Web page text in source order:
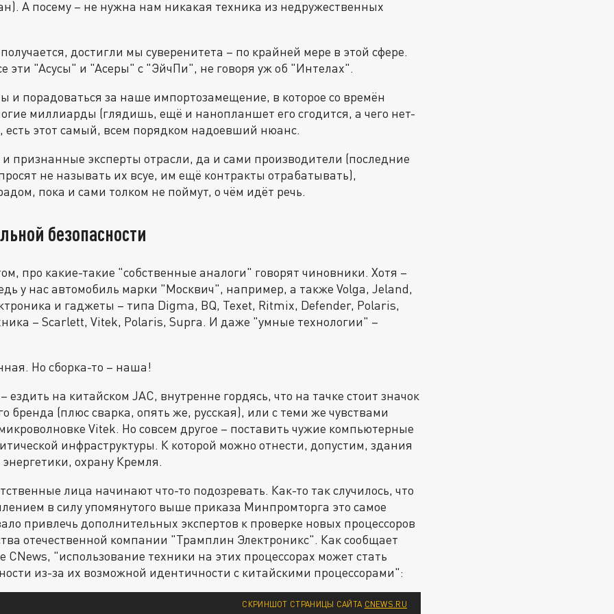
А посему – не нужна нам никакая техника из недружественных
достигли мы суверенитета – по крайней мере в этой сфере.
эти "Асусы" и "Асеры" с "ЭйчПи", не говоря уж об "Интелах".
и порадоваться за наше импортозамещение, в которое со времён
миллиарды (глядишь, ещё и нанопланшет его сгодится, а чего нет-
есть этот самый, всем порядком надоевший нюанс.
признанные эксперты отрасли, да и сами производители (последние
не называть их всуе, им ещё контракты отрабатывать),
пока и сами толком не поймут, о чём идёт речь.
безопасности
про какие-такие "собственные аналоги" говорят чиновники. Хотя –
у нас автомобиль марки "Москвич", например, а также Volga, Jeland,
и гаджеты – типа Digma, BQ, Texet, Ritmix, Defender, Polaris,
– Scarlett, Vitek, Polaris, Supra. И даже "умные технологии" –
Но сборка-то – наша!
ездить на китайском JAC, внутренне гордясь, что на тачке стоит значок
бренда (плюс сварка, опять же, русская), или с теми же чувствами
Vitek. Но совсем другое – поставить чужие компьютерные
инфраструктуры. К которой можно отнести, допустим, здания
охрану Кремля.
лица начинают что-то подозревать. Как-то так случилось, что
в силу упомянутого выше приказа Минпромторга это самое
привлечь дополнительных экспертов к проверке новых процессоров
отечественной компании "Трамплин Электроникс". Как сообщает
CNews, "использование техники на этих процессорах может стать
из-за их возможной идентичности с китайскими процессорами":
СКРИНШОТ СТРАНИЦЫ САЙТА CNEWS.RU